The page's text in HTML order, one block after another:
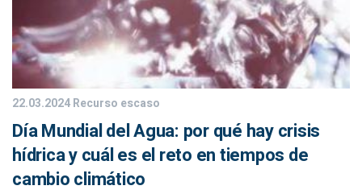
22.03.2024Recurso escaso
Día Mundial del Agua: por qué hay crisis
hídrica y cuál es el reto en tiempos de
cambio climático